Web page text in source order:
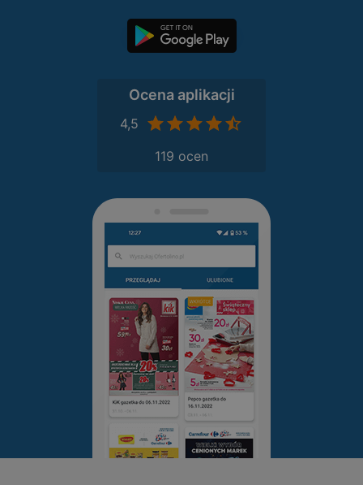
Ocena aplikacji
4,5
119 ocen